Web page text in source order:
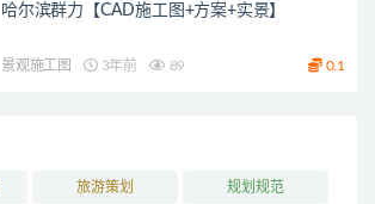
哈尔滨群力【CAD施工图+方案+实景】
景观施工图 3年前 89 0.1
旅游策划 规划规范